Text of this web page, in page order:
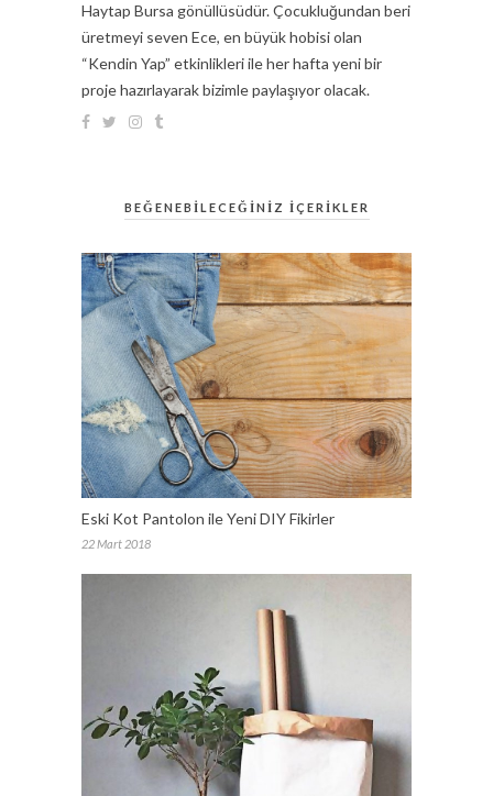
Haytap Bursa gönüllüsüdür. Çocukluğundan beri
üretmeyi seven Ece, en büyük hobisi olan
“Kendin Yap” etkinlikleri ile her hafta yeni bir
proje hazırlayarak bizimle paylaşıyor olacak.
BEĞENEBİLECEĞİNİZ İÇERİKLER
Eski Kot Pantolon ile Yeni DIY Fikirler
22 Mart 2018